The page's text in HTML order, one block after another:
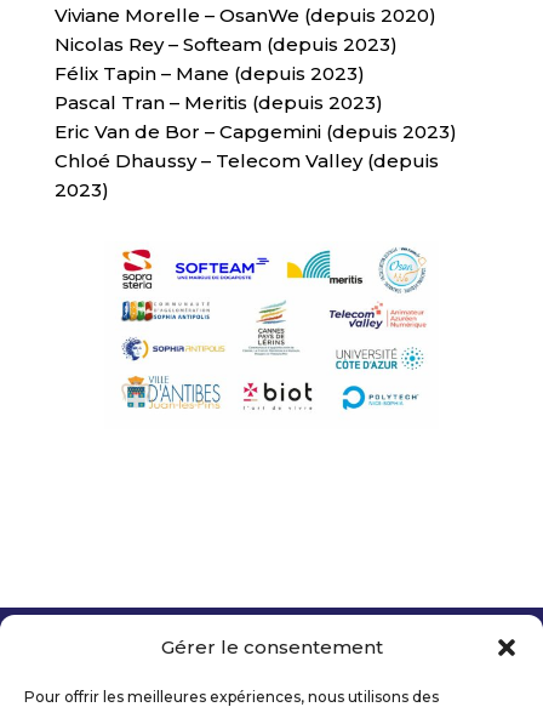
Gérer le consentement
Pour offrir les meilleures expériences, nous utilisons des
Viviane Morelle – OsanWe (depuis 2020)
Nicolas Rey – Softeam (depuis 2023)
Félix Tapin – Mane (depuis 2023)
Pascal Tran – Meritis (depuis 2023)
Eric Van de Bor – Capgemini (depuis 2023)
Chloé Dhaussy – Telecom Valley (depuis
2023)